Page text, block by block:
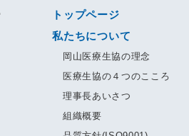
トップページ
私たちについて
岡山医療生協の理念
医療生協の４つのこころ
理事長あいさつ
組織概要